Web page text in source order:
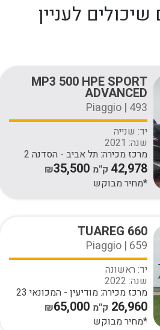
לעניין
MP3 500 HPE SPORT
ADVANCED
Piaggio | 493
יד: שנייה
שנה: 2021
מרכז מכירה: תל אביב - הסדנה 2
42,978 ק''מ ₪35,500
*מחיר מבוקש
TUAREG 660
Piaggio | 659
יד: ראשונה
שנה: 2022
מרכז מכירה:מודיעין - המכונאי 23
26,960 ק''מ ₪65,000
*מחיר מבוקש